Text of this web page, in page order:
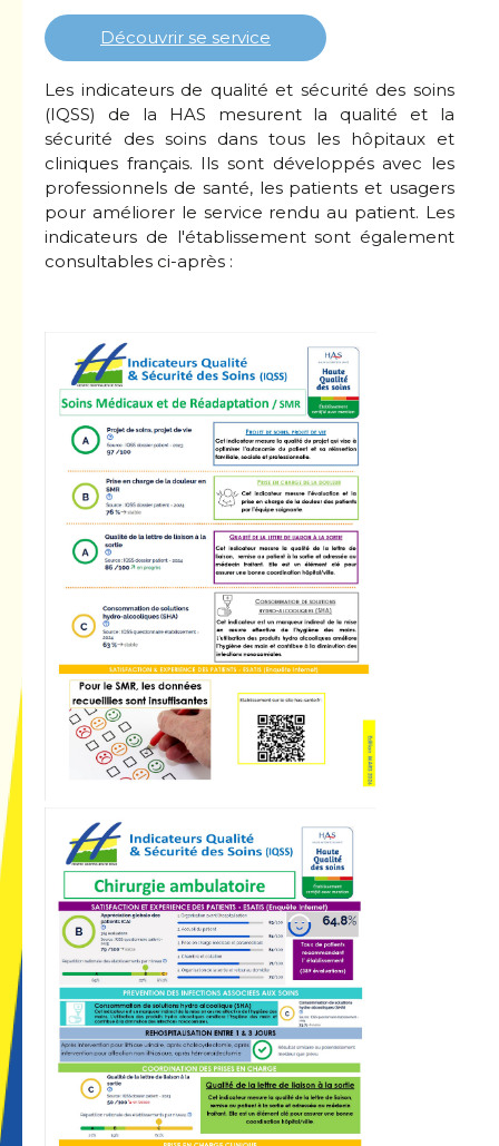
Découvrir se service
Les indicateurs de qualité et sécurité des soins
(IQSS) de la HAS mesurent la qualité et la
sécurité des soins dans tous les hôpitaux et
cliniques français. Ils sont développés avec les
professionnels de santé, les patients et usagers
pour améliorer le service rendu au patient. Les
indicateurs de l'établissement sont également
consultables ci-après :